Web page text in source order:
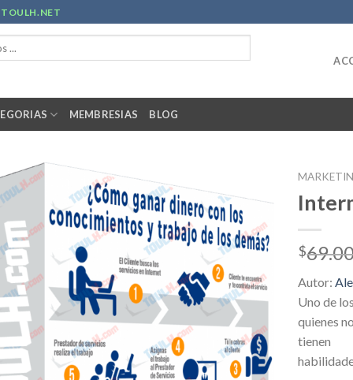
TOULH.NET
MEMBRESIAS BLOG
$
Autor:
Uno de
quienes
tienen